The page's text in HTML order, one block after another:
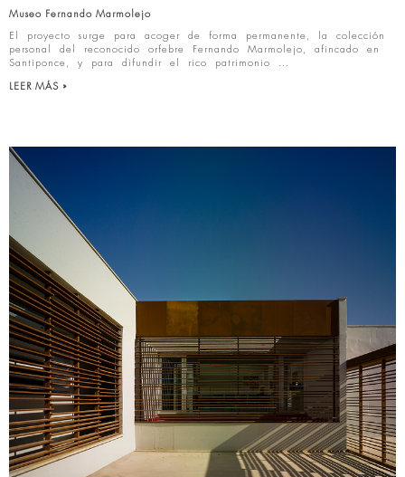
Museo Fernando Marmolejo
El proyecto surge para acoger de forma permanente, la colección
personal del reconocido orfebre Fernando Marmolejo, afincado en
Santiponce, y para difundir el rico patrimonio
LEER MÁS »